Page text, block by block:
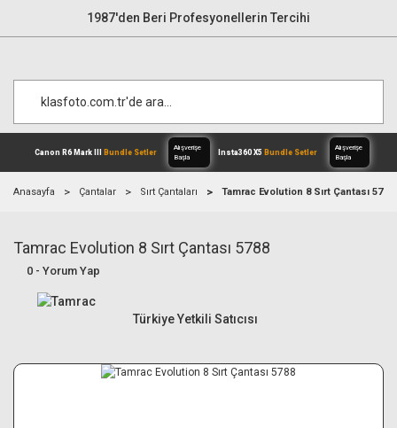
1987'den Beri Profesyonellerin Tercihi
Canon R6 Mark IIIBundle Setler
Anasayfa Çantalar Sırt Çantaları Tamrac Evolution 8 Sırt Çantası 5788
Tamrac Evolution 8 Sırt Çantası 5788
0 - Yorum Yap
Türkiye Yetkili Satıcısı